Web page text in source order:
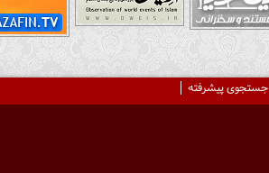
جستجوی پیشرفته